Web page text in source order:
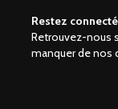
Restez
Retrouvez-nous
manquer de nos